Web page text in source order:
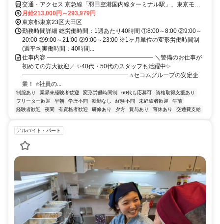
交通・アクセス 京急線「羽田空港国内線ターミナル駅」、東京モノ
レール「羽田空港第1ビル駅」より徒歩2分
月給213,000円～293,979円
東京都東京23区大田区
勤務時間詳細 総労働時間：1週あたり40時間 ①8:00～8:00 ②9:00～
20:00 ②9:00～21:00 ②9:00～23:00 ※1ヶ月単位の変形労働時間制
(週平均実働時間：40時間...
仕事内容 ━━━━━━━━━━━━━━━━━━ ＼警備のお仕事が
初めての方大歓迎／ ✨40代・50代のスタッフも活躍中✨
━━━━━━━━━━━━━━━━━━ ⭐セコムグループの安定企
業！ ⭐社員の...
制服あり 業界未経験者歓迎 変形労働時間制 60代も応募可
資格取得支援あり
フリーター歓迎
早朝 学歴不問 転勤なし 経験不問 未経験者歓迎
午前
経験者歓迎
夜間 有資格者歓迎 研修あり 夕方 賞与あり 育休あり 交通費支給
アルバイト・パート